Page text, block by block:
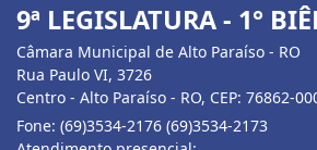
9ª LEGISLATURA - 1°
Câmara Municipal de Alto Paraíso - RO
Rua Paulo VI, 3726
Centro - Alto Paraíso - RO, CEP: 76862-
Fone: (69)3534-2176 (69)3534-2173